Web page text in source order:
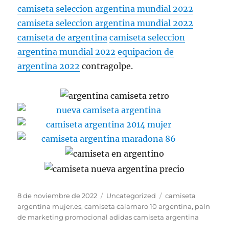
camiseta seleccion argentina mundial 2022
camiseta seleccion argentina mundial 2022
camiseta de argentina camiseta seleccion
argentina mundial 2022 equipacion de
argentina 2022 contragolpe.
Publicado
el
8 de noviembre de 2022 Categorías
Uncategorized Etiquetas
camiseta
argentina mujer.es,camiseta calamaro 10 argentina, paln
de marketing promocional adidas camiseta argentina